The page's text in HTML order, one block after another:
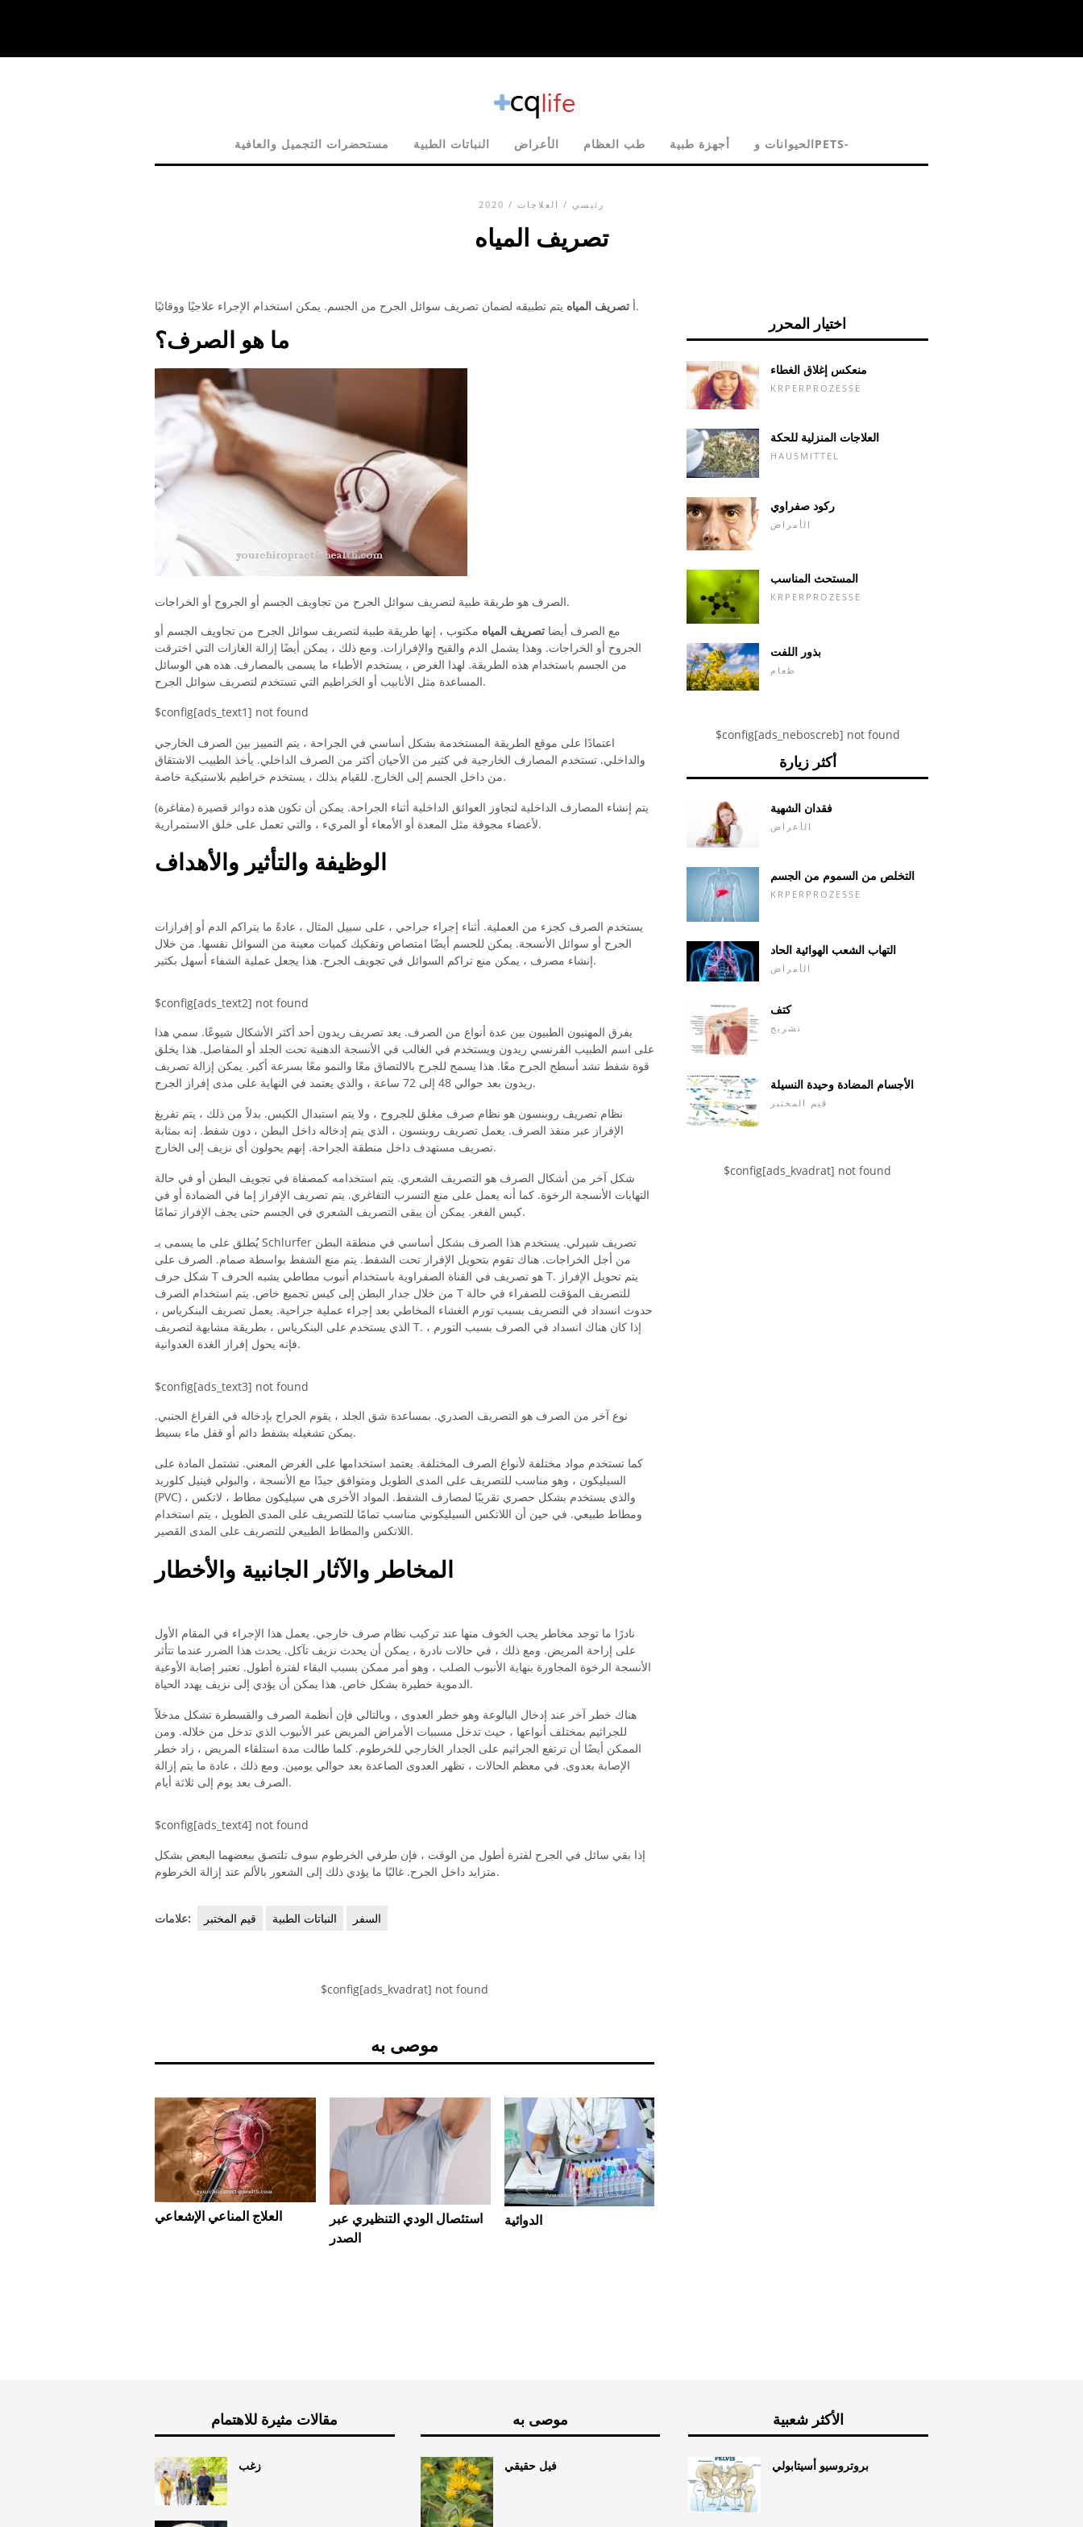
مستحضرات التجميل والعافية النباتات الطبية الأعراض طب العظام أجهزة طبية الحيوانات وPETS-
رئيسي / العلاجات / 2020
تصريف المياه
أ تصريف المياه يتم تطبيقه لضمان تصريف سوائل الجرح من الجسم. يمكن استخدام الإجراء علاجيًا ووقائيًا.
ما هو الصرف؟
الصرف هو طريقة طبية لتصريف سوائل الجرح من تجاويف الجسم أو الجروح أو الخراجات.
مع الصرف أيضا تصريف المياه مكتوب ، إنها طريقة طبية لتصريف سوائل الجرح من تجاويف الجسم أو
الجروح أو الخراجات. وهذا يشمل الدم والقيح والإفرازات. ومع ذلك ، يمكن أيضًا إزالة الغازات التي اخترقت
من الجسم باستخدام هذه الطريقة. لهذا الغرض ، يستخدم الأطباء ما يسمى بالمصارف. هذه هي الوسائل
المساعدة مثل الأنابيب أو الخراطيم التي تستخدم لتصريف سوائل الجرح.
$config[ads_text1] not found
اعتمادًا على موقع الطريقة المستخدمة بشكل أساسي في الجراحة ، يتم التمييز بين الصرف الخارجي
والداخلي. تستخدم المصارف الخارجية في كثير من الأحيان أكثر من الصرف الداخلي. يأخذ الطبيب الاشتقاق
من داخل الجسم إلى الخارج. للقيام بذلك ، يستخدم خراطيم بلاستيكية خاصة.
يتم إنشاء المصارف الداخلية لتجاوز العوائق الداخلية أثناء الجراحة. يمكن أن تكون هذه دوائر قصيرة (مفاغرة)
لأعضاء مجوفة مثل المعدة أو الأمعاء أو المريء ، والتي تعمل على خلق الاستمرارية.
الوظيفة والتأثير والأهداف
يستخدم الصرف كجزء من العملية. أثناء إجراء جراحي ، على سبيل المثال ، عادةً ما يتراكم الدم أو إفرازات
الجرح أو سوائل الأنسجة. يمكن للجسم أيضًا امتصاص وتفكيك كميات معينة من السوائل نفسها. من خلال
إنشاء مصرف ، يمكن منع تراكم السوائل في تجويف الجرح. هذا يجعل عملية الشفاء أسهل بكثير.
$config[ads_text2] not found
يفرق المهنيون الطبيون بين عدة أنواع من الصرف. يعد تصريف ريدون أحد أكثر الأشكال شيوعًا. سمي هذا
على اسم الطبيب الفرنسي ريدون ويستخدم في الغالب في الأنسجة الدهنية تحت الجلد أو المفاصل. هذا يخلق
قوة شفط تشد أسطح الجرح معًا. هذا يسمح للجرح بالالتصاق معًا والنمو معًا بسرعة أكبر. يمكن إزالة تصريف
ريدون بعد حوالي 48 إلى 72 ساعة ، والذي يعتمد في النهاية على مدى إفراز الجرح.
نظام تصريف روبنسون هو نظام صرف مغلق للجروح ، ولا يتم استبدال الكيس. بدلاً من ذلك ، يتم تفريغ
الإفراز عبر منفذ الصرف. يعمل تصريف روبنسون ، الذي يتم إدخاله داخل البطن ، دون شفط. إنه بمثابة
تصريف مستهدف داخل منطقة الجراحة. إنهم يحولون أي نزيف إلى الخارج.
شكل آخر من أشكال الصرف هو التصريف الشعري. يتم استخدامه كمصفاة في تجويف البطن أو في حالة
التهابات الأنسجة الرخوة. كما أنه يعمل على منع التسرب التفاغري. يتم تصريف الإفراز إما في الضمادة أو في
كيس الفغر. يمكن أن يبقى التصريف الشعري في الجسم حتى يجف الإفراز تمامًا.
يُطلق على ما يسمى بـ Schlurfer تصريف شيرلي. يستخدم هذا الصرف بشكل أساسي في منطقة البطن
من أجل الخراجات. هناك تقوم بتحويل الإفراز تحت الشفط. يتم منع الشفط بواسطة صمام. الصرف على
شكل حرف T هو تصريف في القناة الصفراوية باستخدام أنبوب مطاطي يشبه الحرف T. يتم تحويل الإفراز
من خلال جدار البطن إلى كيس تجميع خاص. يتم استخدام الصرف T للتصريف المؤقت للصفراء في حالة
حدوث انسداد في التصريف بسبب تورم الغشاء المخاطي بعد إجراء عملية جراحية. يعمل تصريف البنكرياس ،
الذي يستخدم على البنكرياس ، بطريقة مشابهة لتصريف T. إذا كان هناك انسداد في الصرف بسبب التورم ،
فإنه يحول إفراز الغدة العدوانية.
$config[ads_text3] not found
نوع آخر من الصرف هو التصريف الصدري. بمساعدة شق الجلد ، يقوم الجراح بإدخاله في الفراغ الجنبي.
يمكن تشغيله بشفط دائم أو قفل ماء بسيط.
كما تستخدم مواد مختلفة لأنواع الصرف المختلفة. يعتمد استخدامها على الغرض المعني. تشتمل المادة على
السيليكون ، وهو مناسب للتصريف على المدى الطويل ومتوافق جيدًا مع الأنسجة ، والبولي فينيل كلوريد
(PVC) ، والذي يستخدم بشكل حصري تقريبًا لمصارف الشفط. المواد الأخرى هي سيليكون مطاط ، لاتكس
ومطاط طبيعي. في حين أن اللاتكس السيليكوني مناسب تمامًا للتصريف على المدى الطويل ، يتم استخدام
اللاتكس والمطاط الطبيعي للتصريف على المدى القصير.
المخاطر والآثار الجانبية والأخطار
نادرًا ما توجد مخاطر يجب الخوف منها عند تركيب نظام صرف خارجي. يعمل هذا الإجراء في المقام الأول
على إراحة المريض. ومع ذلك ، في حالات نادرة ، يمكن أن يحدث نزيف تآكل. يحدث هذا الضرر عندما تتأثر
الأنسجة الرخوة المجاورة بنهاية الأنبوب الصلب ، وهو أمر ممكن بسبب البقاء لفترة أطول. تعتبر إصابة الأوعية
الدموية خطيرة بشكل خاص. هذا يمكن أن يؤدي إلى نزيف يهدد الحياة.
هناك خطر آخر عند إدخال البالوعة وهو خطر العدوى ، وبالتالي فإن أنظمة الصرف والقسطرة تشكل مدخلاً
للجراثيم بمختلف أنواعها ، حيث تدخل مسببات الأمراض المريض عبر الأنبوب الذي تدخل من خلاله. ومن
الممكن أيضًا أن ترتفع الجراثيم على الجدار الخارجي للخرطوم. كلما طالت مدة استلقاء المريض ، زاد خطر
الإصابة بعدوى. في معظم الحالات ، تظهر العدوى الصاعدة بعد حوالي يومين. ومع ذلك ، عادة ما يتم إزالة
الصرف بعد يوم إلى ثلاثة أيام.
$config[ads_text4] not found
إذا بقي سائل في الجرح لفترة أطول من الوقت ، فإن طرفي الخرطوم سوف تلتصق ببعضهما البعض بشكل
متزايد داخل الجرح. غالبًا ما يؤدي ذلك إلى الشعور بالألم عند إزالة الخرطوم.
علامات: قيم المختبر النباتات الطبية السفر
$config[ads_kvadrat] not found
موصى به
العلاج المناعي الإشعاعي
استئصال الودي التنظيري عبر
الصدر
الدوائية
اختيار المحرر
منعكس إغلاق الغطاء
KRPERPROZESSE
العلاجات المنزلية للحكة
HAUSMITTEL
ركود صفراوي
الأمراض
المستحث المناسب
KRPERPROZESSE
بذور اللفت
طعام
$config[ads_neboscreb] not found
أكثر زيارة
فقدان الشهية
الأعراض
التخلص من السموم من الجسم
KRPERPROZESSE
التهاب الشعب الهوائية الحاد
الأمراض
كتف
تشريح
الأجسام المضادة وحيدة النسيلة
قيم المختبر
$config[ads_kvadrat] not found
مقالات مثيرة للاهتمام
زغب
موصى به
فيل حقيقي
الأكثر شعبية
بروتروسيو أسيتابولي